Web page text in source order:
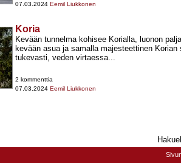
07.03.2024 Eemil Liukkonen
Koria
Kevään tunnelma kohisee Korialla, luonon
kevään asua ja samalla majesteettinen Korian
tukevasti, veden virtaessa...
2 kommenttia
07.03.2024 Eemil Liukkonen